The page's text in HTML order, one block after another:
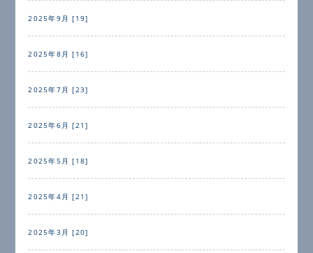
2025年9月 [19]
2025年8月 [16]
2025年7月 [23]
2025年6月 [21]
2025年5月 [18]
2025年4月 [21]
2025年3月 [20]